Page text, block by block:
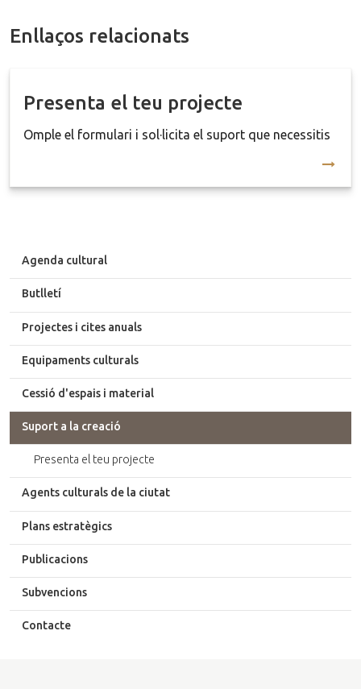
Enllaços relacionats
Presenta el teu projecte
Omple el formulari i sol·licita el suport que necessitis
Agenda cultural
Butlletí
Projectes i cites anuals
Equipaments culturals
Cessió d'espais i material
Suport a la creació
Presenta el teu projecte
Agents culturals de la ciutat
Plans estratègics
Publicacions
Subvencions
Contacte